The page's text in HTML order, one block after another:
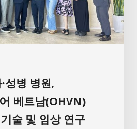
성병 병원,
베트남(OHVN)
술 및 임상 연구